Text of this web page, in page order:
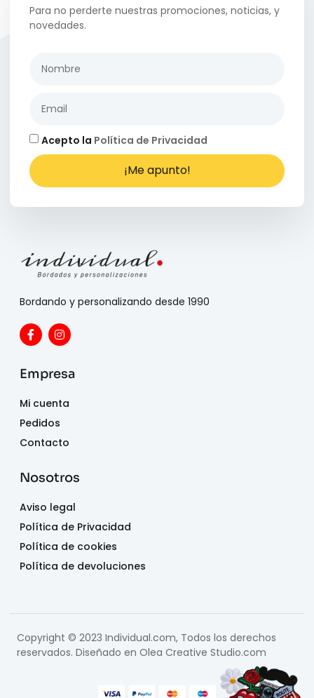
Para no perderte nuestras promociones, noticias, y
novedades.
Acepto la Política de Privacidad
¡Me apunto!
Bordando y personalizando desde 1990
Empresa
Mi cuenta
Pedidos
Contacto
Nosotros
Aviso legal
Política de Privacidad
Política de cookies
Política de devoluciones
Copyright © 2023 Individual.com, Todos los derechos
reservados. Diseñado en Olea Creative Studio.com